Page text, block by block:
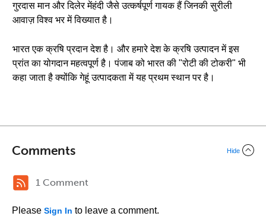
गुरदास मान और दिलेर मेंहंदी जैसे उत्कर्षपूर्ण गायक हैं जिनकी सुरीली
आवाज़ विश्व भर में विख्यात है।
भारत एक क्रषि प्रदान देश है। और हमारे देश के क्रषि उत्पादन में इस
प्रांत का योगदान महत्वपूर्ण है। पंजाब को भारत की "रोटी की टोकरी" भी
कहा जाता है क्योंकि गेहूं उत्पादकता में यह प्रथम स्थान पर है।
Comments Hide
1 Comment
Please Sign In to leave a comment.